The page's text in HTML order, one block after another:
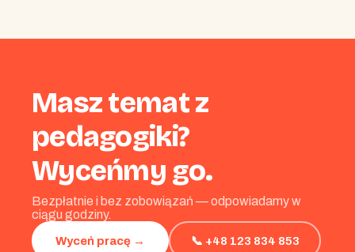
Masz temat z
pedagogiki?
Wyceńmy go.
Bezpłatnie i bez zobowiązań — odpowiadamy w
ciągu godziny.
Wyceń pracę → 📞 +48 123 834 853